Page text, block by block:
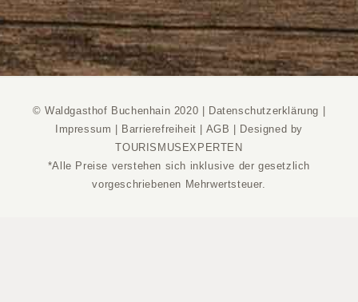
© Waldgasthof Buchenhain 2020 | Datenschutzerklärung
Impressum
Barrierefreiheit AGB
Designed by
TOURISMUSEXPERTEN
*Alle Preise verstehen sich inklusive der gesetzlich
vorgeschriebenen Mehrwertsteuer.